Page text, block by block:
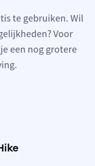
te gebruiken. Wil
Voor
een nog grotere